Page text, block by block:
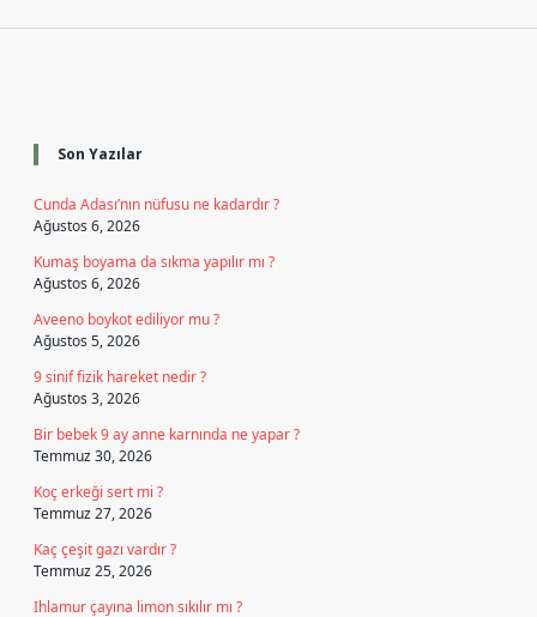
Son Yazılar
Cunda Adası’nın nüfusu ne kadardır ?
Ağustos 6, 2026
Kumaş boyama da sıkma yapılır mı ?
Ağustos 6, 2026
Aveeno boykot ediliyor mu ?
Ağustos 5, 2026
9 sinif fizik hareket nedir ?
Ağustos 3, 2026
Bir bebek 9 ay anne karnında ne yapar ?
Temmuz 30, 2026
Koç erkeği sert mi ?
Temmuz 27, 2026
Kaç çeşit gazı vardır ?
Temmuz 25, 2026
Ihlamur çayına limon sıkılır mı ?